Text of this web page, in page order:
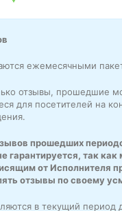
ежемесячными
отзывы, прошедшие
для посетителей на
прошедших
гарантируется, так как
от Исполнителя
отзывы по своему
в текущий период